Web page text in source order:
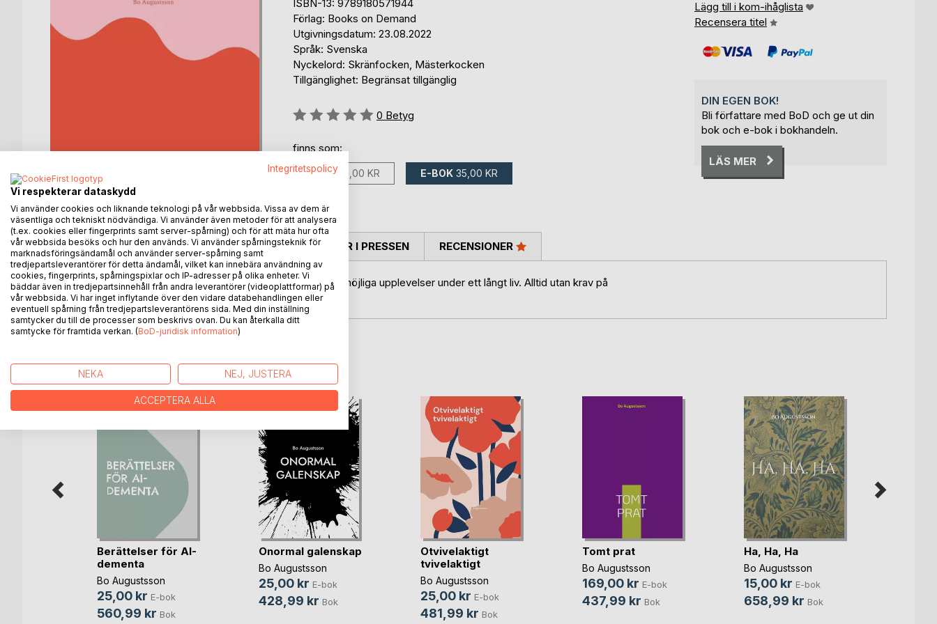
ISBN-13: 9789180571944
Förlag: Books on Demand
Utgivningsdatum: 23.08.2022
Språk: Svenska
Nyckelord: Skränfocken, Mästerkocken
Tillgänglighet: Begränsat tillgänglig
Betyg::
0 Betyg
finns som:
BOK 350,00 KR E-BOK 35,00 KR
Lägg till i kom-ihåglista
Recensera titel
DIN EGEN BOK!
Bli författare med BoD och ge ut din
bok och e-bok i bokhandeln.
LÄS MER
BESKRIVNING
Innehållet i den här boken är ett axplock av möjliga och omöjliga upplevelser under ett långt liv. Alltid utan krav på
sanning men med ett visst mått av sannolikhet.
FÖRFATTARE KOMMENTARER I PRESSEN RECENSIONER
ANDRA TITLAR HOSBoD
Berättelser för AI-
dementa
Bo Augustsson
25,00 kr E-bok
560,99 kr Bok
Onormal galenskap
Bo Augustsson
25,00 kr E-bok
428,99 kr Bok
Otvivelaktigt
tvivelaktigt
Bo Augustsson
25,00 kr E-bok
481,99 kr Bok
Tomt prat
Bo Augustsson
169,00 kr E-bok
437,99 kr Bok
Ha, Ha, Ha
Bo Augustsson
15,00 kr E-bok
658,99 kr Bok
Integritetspolicy
Vi respekterar dataskydd
Vi använder cookies och liknande teknologi på vår webbsida. Vissa av dem är
väsentliga och tekniskt nödvändiga. Vi använder även metoder för att analysera
(t.ex. cookies eller fingerprints samt server-spårning) och för att mäta hur ofta
vår webbsida besöks och hur den används. Vi använder spårningsteknik för
marknadsföringsändamål och använder server-spårning samt
tredjepartsleverantörer för detta ändamål, vilket kan innebära användning av
cookies, fingerprints, spårningspixlar och IP-adresser på olika enheter. Vi
bäddar även in tredjepartsinnehåll från andra leverantörer (videoplattformar) på
vår webbsida. Vi har inget inflytande över den vidare databehandlingen eller
eventuell spårning från tredjepartsleverantörens sida. Med din inställning
samtycker du till de processer som beskrivs ovan. Du kan återkalla ditt
samtycke för framtida verkan. (BoD-juridisk information)
NEKA NEJ, JUSTERA
ACCEPTERA ALLA